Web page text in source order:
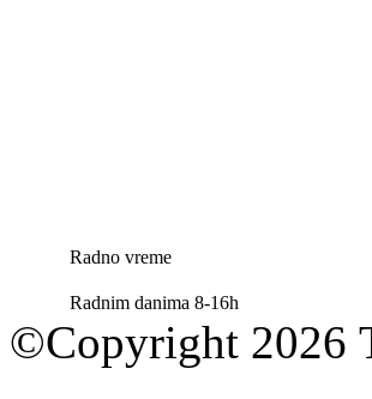
Radno vreme
Radnim danima 8-16h
©Copyright 2026